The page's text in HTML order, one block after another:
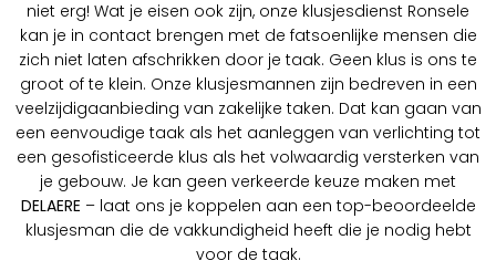
niet erg! Wat je eisen ook zijn, onze klusjesdienst Ronsele
kan je in contact brengen met de fatsoenlijke mensen die
zich niet laten afschrikken door je taak. Geen klus is ons te
groot of te klein. Onze klusjesmannen zijn bedreven in een
veelzijdigaanbieding van zakelijke taken. Dat kan gaan van
een eenvoudige taak als het aanleggen van verlichting tot
een gesofisticeerde klus als het volwaardig versterken van
je gebouw. Je kan geen verkeerde keuze maken met
DELAERE – laat ons je koppelen aan een top-beoordeelde
klusjesman die de vakkundigheid heeft die je nodig hebt
voor de taak.